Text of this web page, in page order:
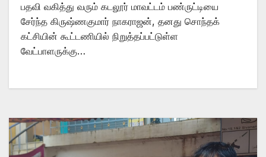
பதவி வகித்து வரும் கடலூர் மாவட்டம் பண்ருட்டியை
சேர்ந்த கிருஷ்ணகுமார் நாகராஜன், தனது சொந்தக்
கட்சியின் கூட்டணியில் நிறுத்தப்பட்டுள்ள
வேட்பாளருக்கு…